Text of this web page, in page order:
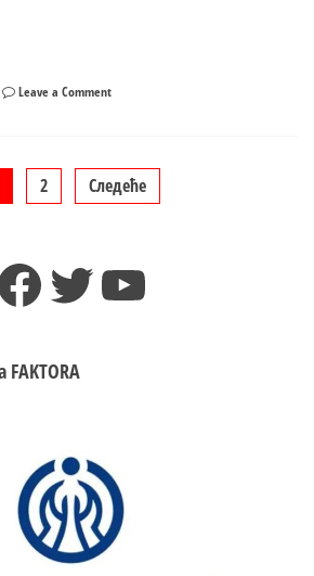
Leave a Commenton
eksploziji
Havani,
2 Следеће
TwitterYouTube
FAKTORA